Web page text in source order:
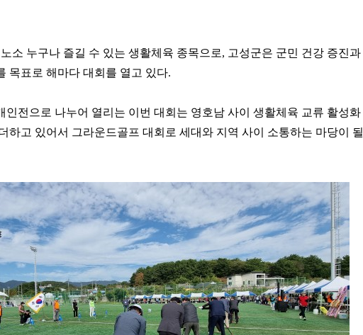
소 누구나 즐길 수 있는 생활체육 종목으로, 고성군은 군민 건강 증진과
목표로 해마다 대회를 열고 있다.
인전으로 나누어 열리는 이번 대회는 영호남 사이 생활체육 교류 활성화
하고 있어서 그라운드골프 대회로 세대와 지역 사이 소통하는 마당이 될